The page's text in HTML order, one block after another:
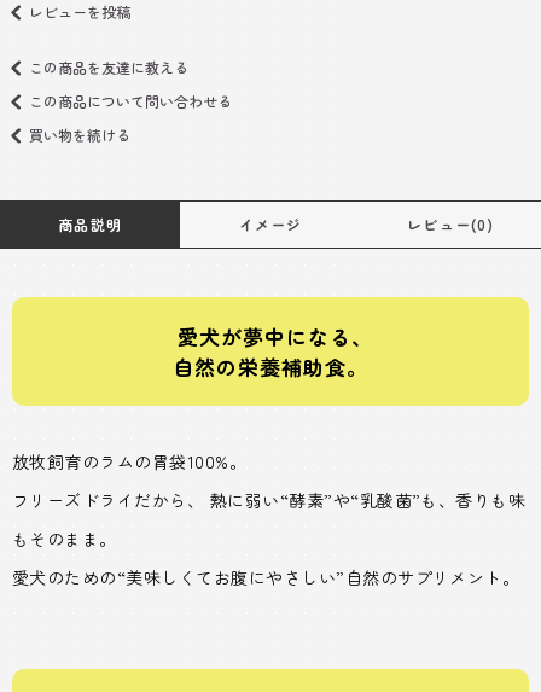
レビューを投稿
この商品を友達に教える
この商品について問い合わせる
買い物を続ける
商品説明 イメージ レビュー(0)
愛犬が夢中になる､
自然の栄養補助食。
放牧飼育のラムの胃袋100%。
フリーズドライだから、 熱に弱い“酵素”や“乳酸菌”も、香りも味
もそのまま。
愛犬のための“美味しくてお腹にやさしい”自然のサプリメント。